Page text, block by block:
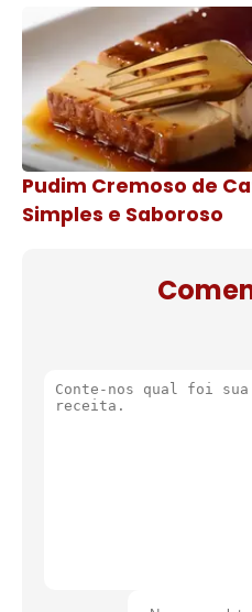
Pudim Cremoso de
Simples e Saboroso